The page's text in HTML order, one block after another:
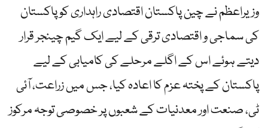
وزیراعظم نے چین پاکستان اقتصادی راہداری کو پاکستان
کی سماجی و اقتصادی ترقی کے لیے ایک گیم چینجر قرار
دیتے ہوئے اس کے اگلے مرحلے کی کامیابی کے لیے
پاکستان کے پختہ عزم کا اعادہ کیا، جس میں زراعت، آئی
ٹی، صنعت اور معدنیات کے شعبوں پر خصوصی توجہ مرکوز